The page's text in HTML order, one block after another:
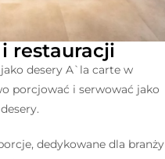
restauracji
desery A`la carte w
porcjować i serwować jako
dedykowane dla branży